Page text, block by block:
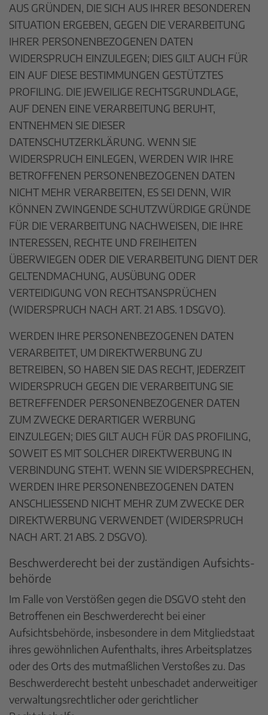
AUS GRÜNDEN, DIE SICH AUS IHRER BESONDEREN
SITUATION ERGEBEN, GEGEN DIE VERARBEITUNG
IHRER PERSONENBEZOGENEN DATEN
WIDERSPRUCH EINZULEGEN; DIES GILT AUCH FÜR
EIN AUF DIESE BESTIMMUNGEN GESTÜTZTES
PROFILING. DIE JEWEILIGE RECHTSGRUNDLAGE,
AUF DENEN EINE VERARBEITUNG BERUHT,
ENTNEHMEN SIE DIESER
DATENSCHUTZERKLÄRUNG. WENN SIE
WIDERSPRUCH EINLEGEN, WERDEN WIR IHRE
BETROFFENEN PERSONENBEZOGENEN DATEN
NICHT MEHR VERARBEITEN, ES SEI DENN, WIR
KÖNNEN ZWINGENDE SCHUTZWÜRDIGE GRÜNDE
FÜR DIE VERARBEITUNG NACHWEISEN, DIE IHRE
INTERESSEN, RECHTE UND FREIHEITEN
ÜBERWIEGEN ODER DIE VERARBEITUNG DIENT DER
GELTENDMACHUNG, AUSÜBUNG ODER
VERTEIDIGUNG VON RECHTSANSPRÜCHEN
(WIDERSPRUCH NACH ART. 21 ABS. 1 DSGVO).
WERDEN IHRE PERSONENBEZOGENEN DATEN
VERARBEITET, UM DIREKTWERBUNG ZU
BETREIBEN, SO HABEN SIE DAS RECHT, JEDERZEIT
WIDERSPRUCH GEGEN DIE VERARBEITUNG SIE
BETREFFENDER PERSONENBEZOGENER DATEN
ZUM ZWECKE DERARTIGER WERBUNG
EINZULEGEN; DIES GILT AUCH FÜR DAS PROFILING,
SOWEIT ES MIT SOLCHER DIREKTWERBUNG IN
VERBINDUNG STEHT. WENN SIE WIDERSPRECHEN,
WERDEN IHRE PERSONENBEZOGENEN DATEN
ANSCHLIESSEND NICHT MEHR ZUM ZWECKE DER
DIREKTWERBUNG VERWENDET (WIDERSPRUCH
NACH ART. 21 ABS. 2 DSGVO).
Beschwerde­recht bei der zuständigen Aufsichts­
behörde
Im Falle von Verstößen gegen die DSGVO steht den
Betroffenen ein Beschwerderecht bei einer
Aufsichtsbehörde, insbesondere in dem Mitgliedstaat
ihres gewöhnlichen Aufenthalts, ihres Arbeitsplatzes
oder des Orts des mutmaßlichen Verstoßes zu. Das
Beschwerderecht besteht unbeschadet anderweitiger
verwaltungsrechtlicher oder gerichtlicher